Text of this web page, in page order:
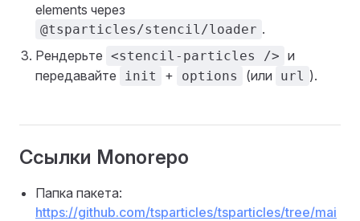
elements через
@tsparticles/stencil/loader .
Рендерьте <stencil-particles /> и
передавайте
init + options (или url ).
Ссылки Monorepo
Папка пакета:
https://github.com/tsparticles/tsparticles/tree/mai